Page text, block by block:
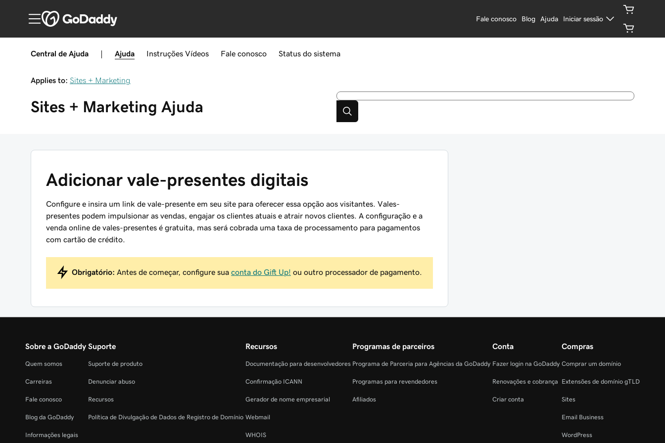
Fale conosco Blog Ajuda Iniciar sessão
Central de Ajuda Ajuda Instruções Vídeos Fale conosco Status do sistema
Applies to: Sites + Marketing
Sites + Marketing Ajuda
Adicionar vale-presentes digitais
Configure e insira um link de vale-presente em seu site para oferecer essa opção aos visitantes. Vales-
presentes podem impulsionar as vendas, engajar os clientes atuais e atrair novos clientes. A configuração e a
venda online de vales-presentes é gratuita, mas será cobrada uma taxa de processamento para pagamentos
com cartão de crédito.
Obrigatório: Antes de começar, configure sua conta do Gift Up! ou outro processador de pagamento.
Sobre a GoDaddy
Quem somos
Carreiras
Fale conosco
Blog da GoDaddy
Informações legais
Suporte
Suporte de produto
Denunciar abuso
Recursos
Política de Divulgação de Dados de Registro de Domínio
Recursos
Documentação para desenvolvedores
Confirmação ICANN
Gerador de nome empresarial
Webmail
WHOIS
Programas de parceiros
Programa de Parceria para Agências da GoDaddy
Programas para revendedores
Afiliados
Conta
Fazer login na GoDaddy
Renovações e cobrança
Criar conta
Compras
Comprar um domínio
Extensões de domínio gTLD
Sites
Email Business
WordPress